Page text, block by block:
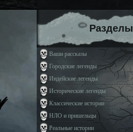
Разделы
Ваши рассказы
Городские легенды
Индейские легенды
Исторические легенды
Классические истории
НЛО и пришельцы
Реальные истории